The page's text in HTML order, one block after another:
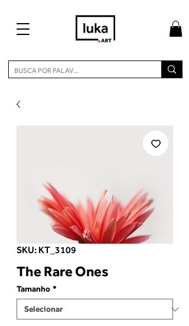
SKU: KT_3109
The Rare Ones
Tamanho *